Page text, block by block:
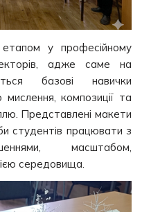
у професійному
адже саме на
базові навички
композиції та
Представлені макети
студентів працювати з
масштабом,
середовища.